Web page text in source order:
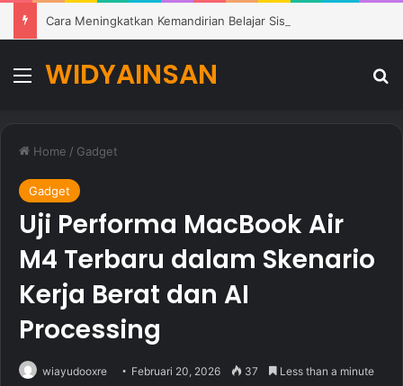
Menu
WIDYAINSAN
Home / Gadget
Gadget
Uji Performa MacBook Air
M4 Terbaru dalam Skenario
Kerja Berat dan AI
Processing
wiayudooxre Februari 20, 2026 37 Less than a minute